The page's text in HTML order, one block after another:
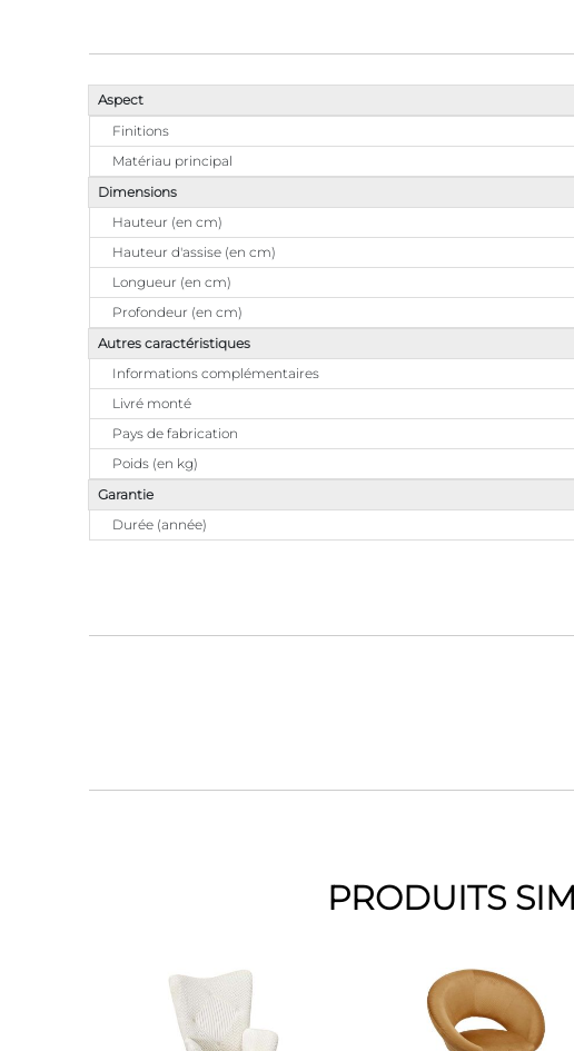
Aspect
Finitions
Matériau principal
Dimensions
Hauteur (en cm)
Hauteur d'assise (en cm)
Longueur (en cm)
Profondeur (en cm)
Autres caractéristiques
Informations complémentaires
Livré monté
Pays de fabrication
Poids (en kg)
Garantie
Durée (année)
PRODUITS